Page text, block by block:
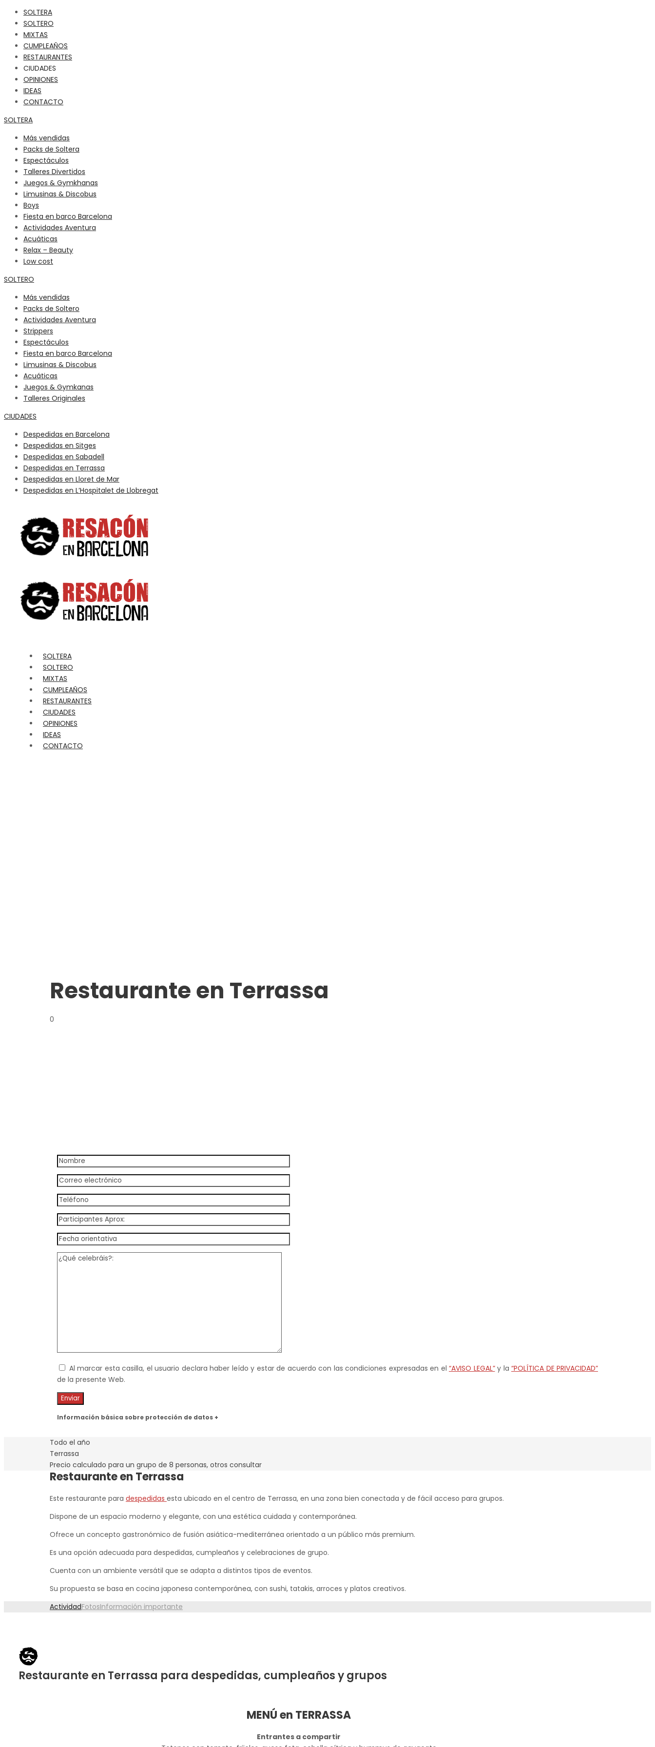
SOLTERA
SOLTERO
MIXTAS
CUMPLEAÑOS
RESTAURANTES
CIUDADES
OPINIONES
IDEAS
CONTACTO
SOLTERA
Más vendidas
Packs de Soltera
Espectáculos
Talleres Divertidos
Juegos & Gymkhanas
Limusinas & Discobus
Boys
Fiesta en barco Barcelona
Actividades Aventura
Acuáticas
Relax – Beauty
Low cost
SOLTERO
Más vendidas
Packs de Soltero
Actividades Aventura
Strippers
Espectáculos
Fiesta en barco Barcelona
Limusinas & Discobus
Acuáticas
Juegos & Gymkanas
Talleres Originales
CIUDADES
Despedidas en Barcelona
Despedidas en Sitges
Despedidas en Sabadell
Despedidas en Terrassa
Despedidas en Lloret de Mar
Despedidas en L’Hospitalet de Llobregat
SOLTERA
SOLTERO
MIXTAS
CUMPLEAÑOS
RESTAURANTES
CIUDADES
OPINIONES
IDEAS
CONTACTO
Restaurante en Terrassa
0
Al marcar esta casilla, el usuario declara haber leído y estar de acuerdo con las condiciones expresadas en el “AVISO LEGAL”y la “POLÍTICA DE PRIVACIDAD”
de la presente Web.
Información básica sobre protección de datos +
Todo el año
Terrassa
Precio calculado para un grupo de 8 personas, otros consultar
Restaurante en Terrassa
Este restaurante para despedidas esta ubicado en el centro de Terrassa, en una zona bien conectada y de fácil acceso para grupos.
Dispone de un espacio moderno y elegante, con una estética cuidada y contemporánea.
Ofrece un concepto gastronómico de fusión asiática-mediterránea orientado a un público más premium.
Es una opción adecuada para despedidas, cumpleaños y celebraciones de grupo.
Cuenta con un ambiente versátil que se adapta a distintos tipos de eventos.
Su propuesta se basa en cocina japonesa contemporánea, con sushi, tatakis, arroces y platos creativos.
ActividadFotosInformación importante
Restaurante en Terrassa para despedidas, cumpleaños y grupos
MENÚ en TERRASSA
Entrantes a compartir